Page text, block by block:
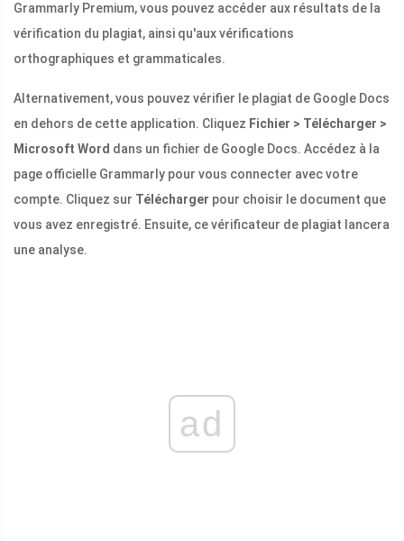
Grammarly Premium, vous pouvez accéder aux résultats de la
vérification du plagiat, ainsi qu'aux vérifications
orthographiques et grammaticales.
Alternativement, vous pouvez vérifier le plagiat de Google Docs
en dehors de cette application. Cliquez Fichier > Télécharger >
Microsoft Word dans un fichier de Google Docs. Accédez à la
page officielle Grammarly pour vous connecter avec votre
compte. Cliquez sur Télécharger pour choisir le document que
vous avez enregistré. Ensuite, ce vérificateur de plagiat lancera
une analyse.
ad